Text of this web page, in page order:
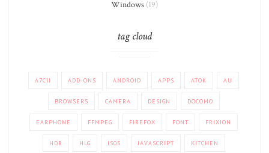
Windows (19)
tag cloud
A7CII ADD-ONS ANDROID APPS ATOK AU
BROWSERS CAMERA DESIGN DOCOMO
EARPHONE FFMPEG FIREFOX FONT FRIXION
HDR HLG IS05 JAVASCRIPT KITCHEN